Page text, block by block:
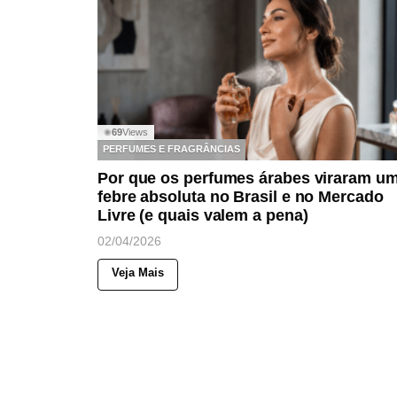
◉69Views
PERFUMES E FRAGRÂNCIAS
Por que os perfumes árabes viraram
febre absoluta no Brasil e no Mercado
Livre (e quais valem a pena)
02/04/2026
Veja Mais